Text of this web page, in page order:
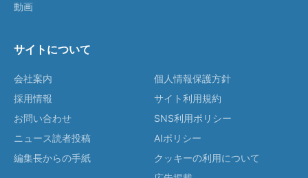
動画
サイトについて
会社案内
採用情報
お問い合わせ
ニュース読者投稿
編集長からの手紙
個人情報保護方針
サイト利用規約
SNS利用ポリシー
AIポリシー
クッキーの利用について